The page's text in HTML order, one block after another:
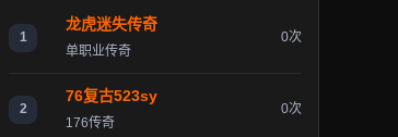
1
龙虎迷失传奇
单职业传奇
0次
2
76复古523sy
176传奇
0次